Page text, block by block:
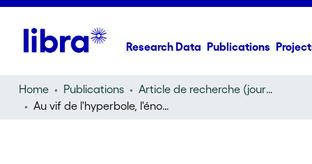
Research Data Publications
Home Publications
Article de recherche (journal article)
Au vif de l'hyperbole, l'énonciation problématisante